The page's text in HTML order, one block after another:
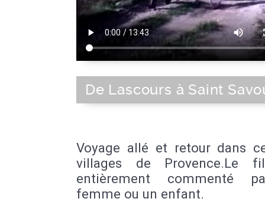
De Lascours à Saint
Voyage allé et retour dans
villages de Provence.Le
entièrement commenté
femme ou un enfant.